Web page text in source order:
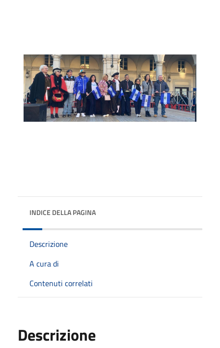
INDICE DELLA PAGINA
Descrizione
A cura di
Contenuti correlati
Descrizione